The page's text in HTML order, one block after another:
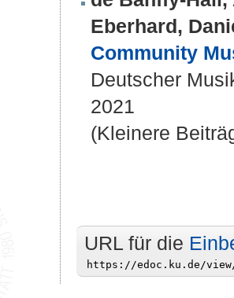
Eberhard,
Community
Deutscher
2021
(Kleinere
URL für die